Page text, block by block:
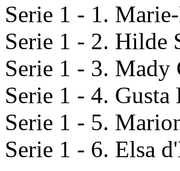
Serie 1 - 1.
Serie 1 - 2. Hilde
Serie 1 - 3. Mady
Serie 1 - 4. Gusta
Serie 1 - 5.
Serie 1 - 6. Elsa